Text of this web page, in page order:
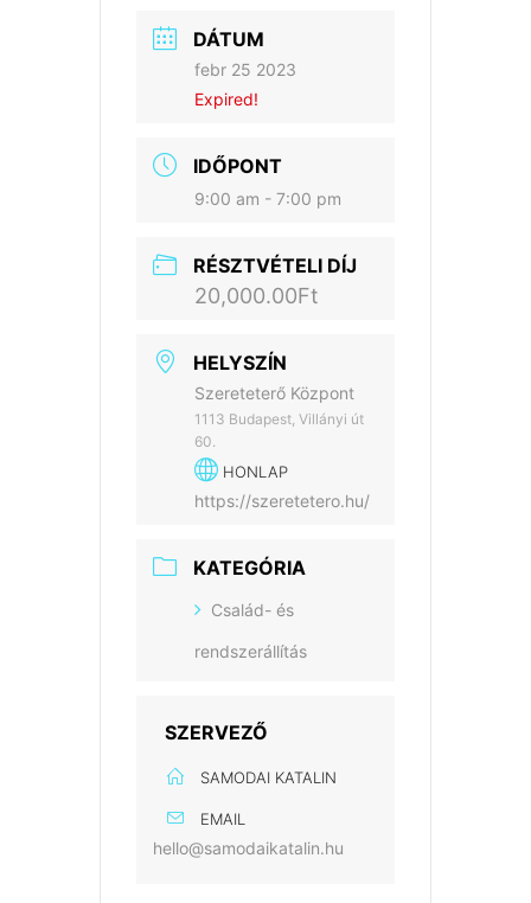
DÁTUM
febr 25 2023
Expired!
IDŐPONT
9:00 am - 7:00 pm
RÉSZTVÉTELI DÍJ
20,000.00Ft
HELYSZÍN
Szereteterő Központ
1113 Budapest, Villányi út
60.
HONLAP
https://szeretetero.hu/
KATEGÓRIA
Család- és
rendszerállítás
SZERVEZŐ
SAMODAI KATALIN
EMAIL
hello@samodaikatalin.hu